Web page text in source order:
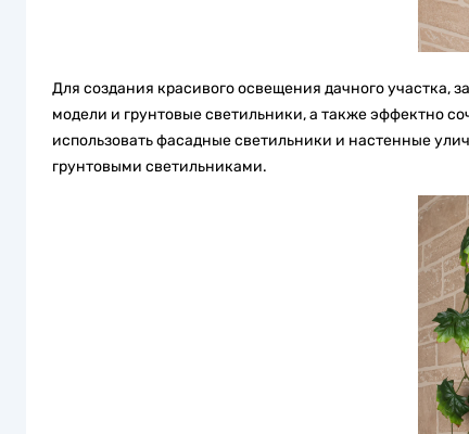
Для создания красивого освещения дачного участка,
модели и грунтовые светильники, а также эффектно
использовать фасадные светильники и настенные
грунтовыми светильниками.